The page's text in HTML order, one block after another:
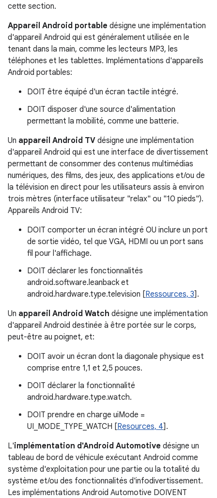
cette section.
Appareil Android portable désigne une implémentation
d'appareil Android qui est généralement utilisée en le
tenant dans la main, comme les lecteurs MP3, les
téléphones et les tablettes. Implémentations d'appareils
Android portables:
DOIT être équipé d'un écran tactile intégré.
DOIT disposer d'une source d'alimentation
permettant la mobilité, comme une batterie.
Un appareil Android TV désigne une implémentation
d'appareil Android qui est une interface de divertissement
permettant de consommer des contenus multimédias
numériques, des films, des jeux, des applications et/ou de
la télévision en direct pour les utilisateurs assis à environ
trois mètres (interface utilisateur "relax" ou "10 pieds").
Appareils Android TV:
DOIT comporter un écran intégré OU inclure un port
de sortie vidéo, tel que VGA, HDMI ou un port sans
fil pour l'affichage.
DOIT déclarer les fonctionnalités
android.software.leanback et
android.hardware.type.television [Ressources, 3].
Un appareil Android Watch désigne une implémentation
d'appareil Android destinée à être portée sur le corps,
peut-être au poignet, et:
DOIT avoir un écran dont la diagonale physique est
comprise entre 1,1 et 2,5 pouces.
DOIT déclarer la fonctionnalité
android.hardware.type.watch.
DOIT prendre en charge uiMode =
UI_MODE_TYPE_WATCH [Resources, 4].
L'implémentation d'Android Automotive désigne un
tableau de bord de véhicule exécutant Android comme
système d'exploitation pour une partie ou la totalité du
système et/ou des fonctionnalités d'infodivertissement.
Les implémentations Android Automotive DOIVENT